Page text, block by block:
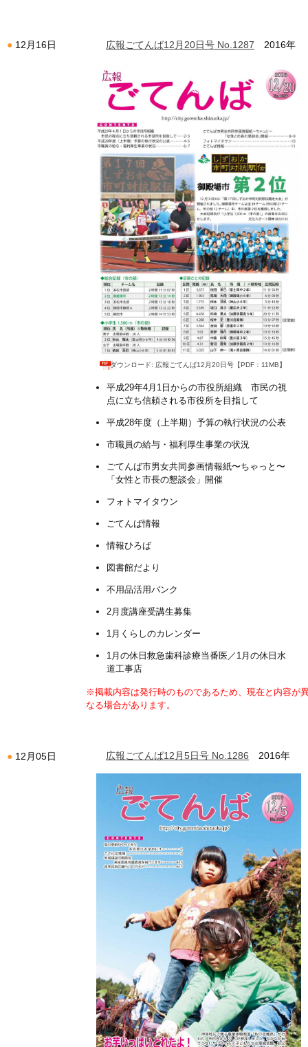
12月16日 広報ごてんば12月20日号 No.1287 2016年
ダウンロード: 広報ごてんば12月20日号【PDF：11MB】
平成29年4月1日からの市役所組織 市民の視
点に立ち信頼される市役所を目指して
平成28年度（上半期）予算の執行状況の公表
市職員の給与・福利厚生事業の状況
ごてんば市男女共同参画情報紙〜ちゃっと〜
「女性と市長の懇談会」開催
フォトマイタウン
ごてんば情報
情報ひろば
図書館だより
不用品活用バンク
2月度講座受講生募集
1月くらしのカレンダー
1月の休日救急歯科診療当番医／1月の休日水
道工事店
※掲載内容は発行時のものであるため、現在と内容が
なる場合があります。
12月05日 広報ごてんば12月5日号 No.1286 2016年